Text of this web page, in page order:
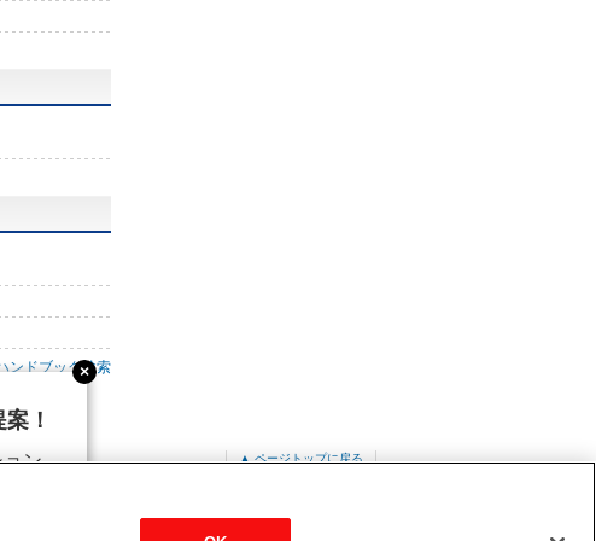
ンドブック検索
▲ ページトップに戻る
！
ン